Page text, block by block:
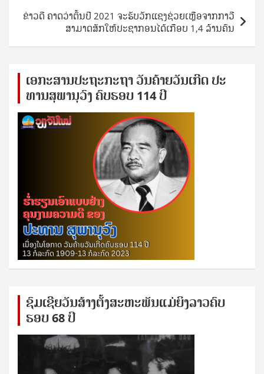
ຂ່າວດີ ຄາດວ່າຕົ້ນປີ 2021 ຈະຮັບວັກແຊງຊ່ວຍເຫຼືອຈາກກາວີ
ສາມາດສັກໃຫ້ປະຊາກອນໄດ້ເກືອບ 1,4 ລ້ານຄົນ
ເອ​ກະ​ສານ​ປະ​ຖະ​ກະ​ຖ​າ ວັນ​ຄ້າຍ​ວັນ​ເກີດ ປ​ະ​
ທານ​ສຸ​ພາ​ນຸ​ວົງ ຄົບ​ຮອບ 114 ປີ
ຊົ​ມ​ເຊີຍ​ວັນ​ສ້າງ​ຕັ້ງ​ສະ​ຫະ​ພັນ​ແມ່​ຍິງ​​ລາວຄົບ​
ຮອບ 68 ປິ